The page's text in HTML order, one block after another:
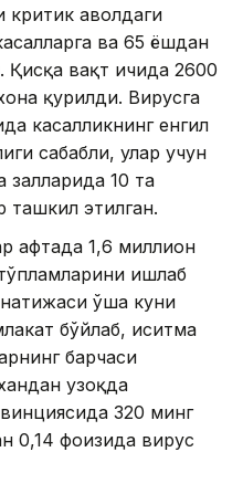
аҳволдаги
ва 65 ёшдан
Қисқа вақт ичида 2600
қурилди. Вирусга
касалликнинг енгил
сабабли, улар учун
залларида 10 та
ташкил этилган.
ҳафтада 1,6 миллион
ишлаб
ўша куни
бўйлаб, иситма
барчаси
узоқда
320 минг
0,14 фоизида вирус